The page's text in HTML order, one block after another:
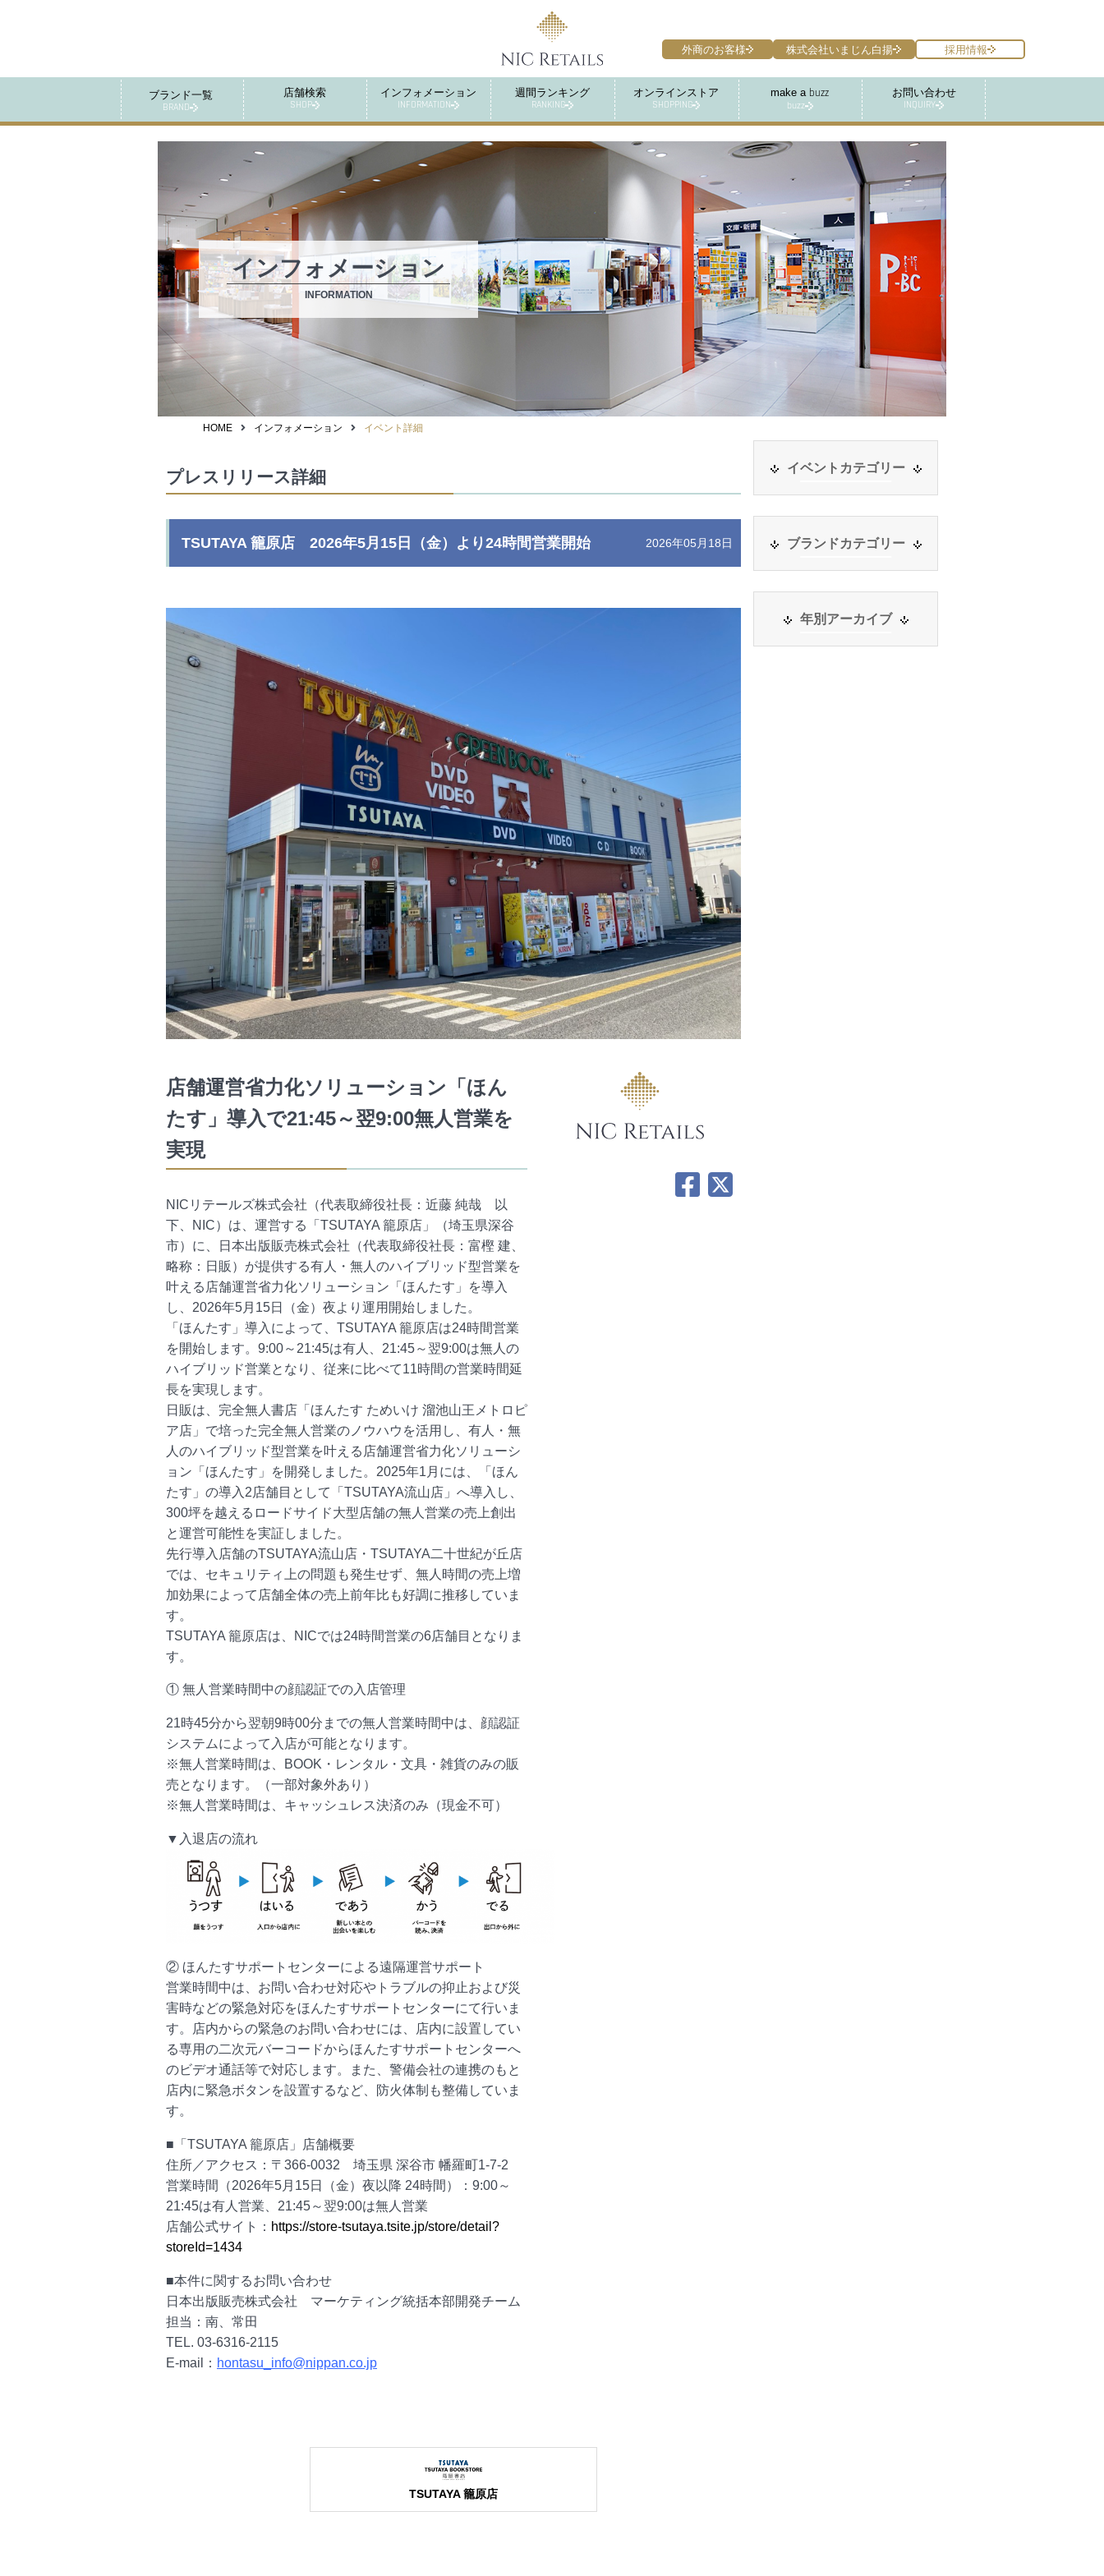
ブランド一覧
BRAND
店舗検索
SHOP
インフォメーション
INFORMATION
週間ランキング
RANKING
オンラインストア
SHOPPING
make a buzz
buzz
お問い合わせ
INQUIRY
外商のお客様 株式会社いまじん白揚 採用情報
インフォメーション
INFORMATION
HOME インフォメーション イベント詳細
プレスリリース詳細
TSUTAYA 籠原店 2026年5月15日（金）より24時間営業開始 2026年05月18日
店舗運営省力化ソリューション「ほん
たす」導入で21:45～翌9:00無人営業を
実現
NICリテールズ株式会社（代表取締役社長：近藤 純哉 以
下、NIC）は、運営する「TSUTAYA 籠原店」（埼玉県深谷
市）に、日本出版販売株式会社（代表取締役社長：富樫 建、
略称：日販）が提供する有人・無人のハイブリッド型営業を
叶える店舗運営省力化ソリューション「ほんたす」を導入
し、2026年5月15日（金）夜より運用開始しました。
「ほんたす」導入によって、 TSUTAYA 籠原店は24時間営業
を開始します。9:00～21:45は有人、21:45～翌9:00は無人の
ハイブリッド営業となり、従来に比べて11時間の営業時間延
長を実現します。
日販は、完全無人書店「ほんたす ためいけ 溜池山王メトロピ
ア店」で培った完全無人営業のノウハウを活用し、有人・無
人のハイブリッド型営業を叶える店舗運営省力化ソリューシ
ョン「ほんたす」を開発しました。2025年1月には、「ほん
たす」の導入2店舗目として「TSUTAYA流山店」へ導入し、
300坪を越えるロードサイド大型店舗の無人営業の売上創出
と運営可能性を実証しました。
先行導入店舗のTSUTAYA流山店・TSUTAYA二十世紀が丘店
では、セキュリティ上の問題も発生せず、無人時間の売上増
加効果によって店舗全体の売上前年比も好調に推移していま
す。
TSUTAYA 籠原店は、NICでは24時間営業の6店舗目となりま
す。
① 無人営業時間中の顔認証での入店管理
21時45分から翌朝9時00分までの無人営業時間中は、顔認証
システムによって入店が可能となります。
※無人営業時間は、BOOK・レンタル・文具・雑貨のみの販
売となります。（一部対象外あり）
※無人営業時間は、キャッシュレス決済のみ（現金不可）
▼入退店の流れ
② ほんたすサポートセンターによる遠隔運営サポート
営業時間中は、お問い合わせ対応やトラブルの抑止および災
害時などの緊急対応をほんたすサポートセンターにて行いま
す。店内からの緊急のお問い合わせには、店内に設置してい
る専用の二次元バーコードからほんたすサポートセンターへ
のビデオ通話等で対応します。また、警備会社の連携のもと
店内に緊急ボタンを設置するなど、防火体制も整備していま
す。
■「TSUTAYA 籠原店」店舗概要
住所／アクセス：〒366-0032 埼玉県 深谷市 幡羅町1-7-2
営業時間（2026年5月15日（金）夜以降 24時間）：9:00～
21:45は有人営業、21:45～翌9:00は無人営業
店舗公式サイト： https://store-tsutaya.tsite.jp/store/detail?
storeId=1434
■本件に関するお問い合わせ
日本出版販売株式会社 マーケティング統括本部開発チーム
担当：南、常田
TEL. 03-6316-2115
E-mail： hontasu_info@nippan.co.jp
TSUTAYA 籠原店
イベントカテゴリー
ブランドカテゴリー
年別アーカイブ